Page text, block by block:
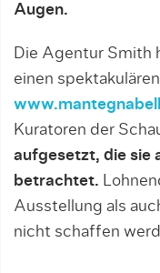
Augen.
Die Agentur Smith
einen
Kuratoren der
aufgesetzt, die sie
betrachtet.
Ausstellung als
nicht schaffen